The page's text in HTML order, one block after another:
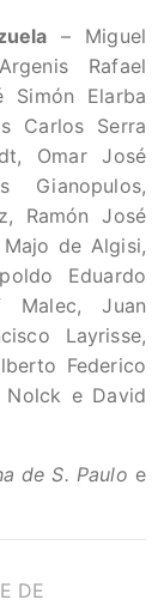
– Miguel
Rafael
Simón Elarba
Carlos Serra
Omar José
Gianopulos,
Ramón José
de Algisi,
Eduardo
Malec, Juan
Layrisse,
Federico
Nolck e David
de S. Paulo e
DE